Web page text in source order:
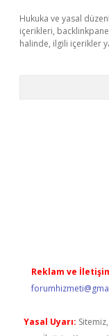
Hukuka ve yasal
içerikleri,
halinde, ilgili içerikler
Reklam ve
Yasal Uyarı: